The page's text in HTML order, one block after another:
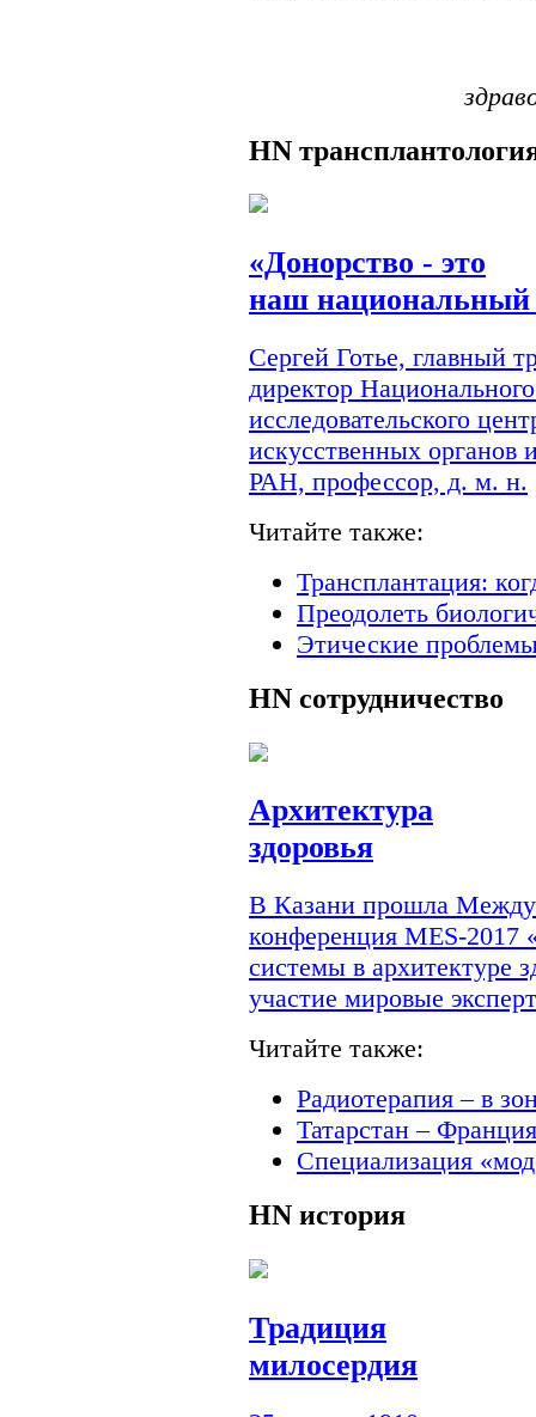
HN
«Донорство - это
наш национальный
Сергей Готье, главный
директор
исследовательского
искусственных
РАН, профессор, д. м. н.
Читайте также:
Трансплантация:
Преодолеть
Этические
HN сотрудничество
Архитектура
здоровья
В Казани прошла
конференция MES-
системы в архитектуре
участие мировые
Читайте также:
Радиотерапия – в
Татарстан –
Специализация
HN история
Традиция
милосердия